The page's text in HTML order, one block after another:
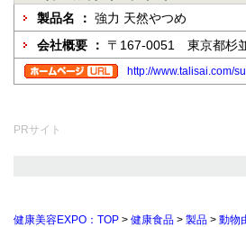
製品名 ： 強力 天然やつめ
会社概要 ： 〒167-0051 東京都杉
http://www.talisai.com/
PRサイト
健康美容EXPO：TOP > 健康食品 > 製品 > 動物